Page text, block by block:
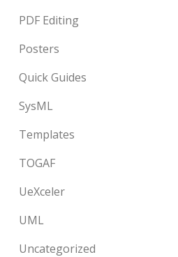
PDF Editing
Posters
Quick Guides
SysML
Templates
TOGAF
UeXceler
UML
Uncategorized